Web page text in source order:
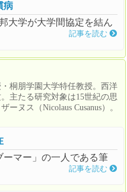
病
大学が大学間協定を結ん
記事を読む
桐朋学園大学特任教授。西洋
主たる研究対象は15世紀の思
ーヌス（Nicolaus Cusanus）。
マー」の一人である筆
記事を読む